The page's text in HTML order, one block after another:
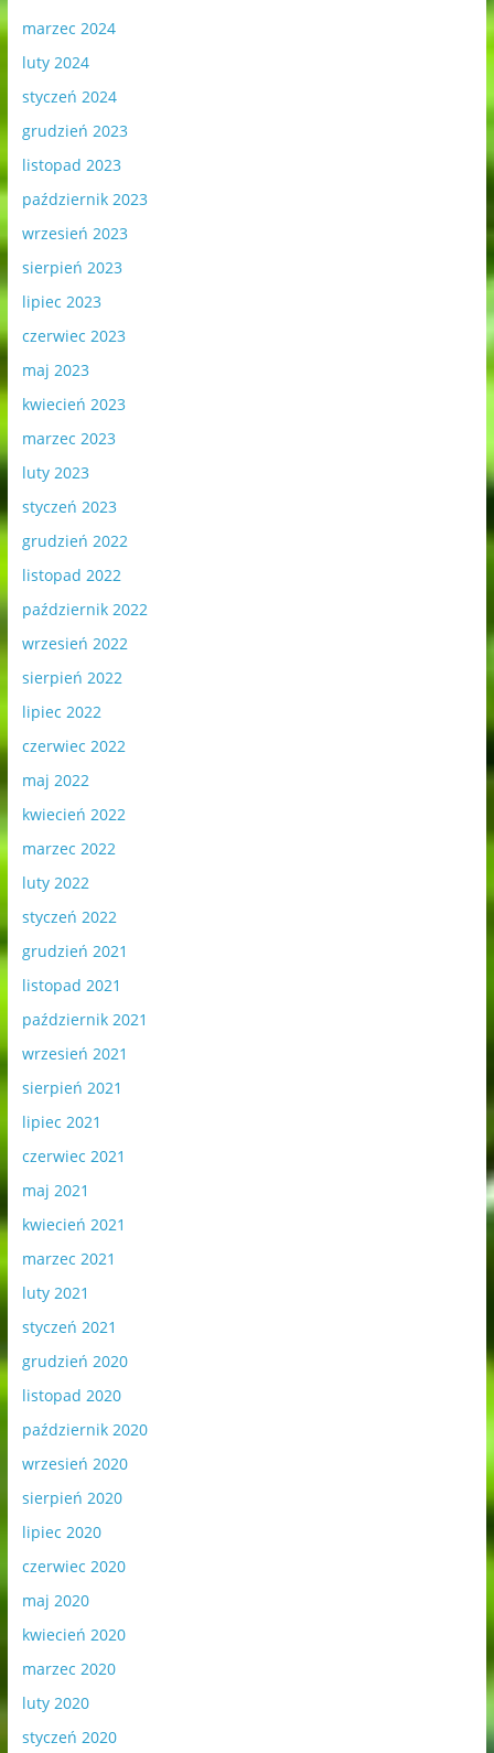
marzec 2024
luty 2024
styczeń 2024
grudzień 2023
listopad 2023
październik 2023
wrzesień 2023
sierpień 2023
lipiec 2023
czerwiec 2023
maj 2023
kwiecień 2023
marzec 2023
luty 2023
styczeń 2023
grudzień 2022
listopad 2022
październik 2022
wrzesień 2022
sierpień 2022
lipiec 2022
czerwiec 2022
maj 2022
kwiecień 2022
marzec 2022
luty 2022
styczeń 2022
grudzień 2021
listopad 2021
październik 2021
wrzesień 2021
sierpień 2021
lipiec 2021
czerwiec 2021
maj 2021
kwiecień 2021
marzec 2021
luty 2021
styczeń 2021
grudzień 2020
listopad 2020
październik 2020
wrzesień 2020
sierpień 2020
lipiec 2020
czerwiec 2020
maj 2020
kwiecień 2020
marzec 2020
luty 2020
styczeń 2020